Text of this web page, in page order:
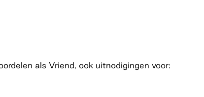
als Vriend, ook uitnodigingen voor: